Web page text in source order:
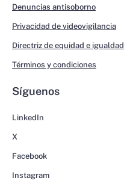
Denuncias antisoborno
Privacidad de videovigilancia
Directriz de equidad e igualdad
Términos y condiciones
Síguenos
LinkedIn
X
Facebook
Instagram